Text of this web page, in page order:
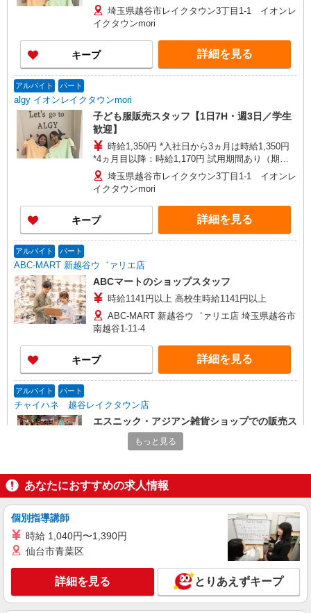
中も同時給） 交通費別途支給（月4万円まで） ＜
月収例＞ 時給1,350円×実働8時間勤務×月20日＝
216,000円
埼玉県越谷市レイクタウン3丁目1-1 イオンレ
イクタウンmori
キープ 詳細を見る
アルバイト パート
algy イオンレイクタウンmori
子ども服販売スタッフ【1日7H・週3日／学生
歓迎】
時給1,350円 *入社日から3ヵ月は時給1,350円
*4ヵ月目以降：時給1,170円 試用期間あり（期間
中も同時給） 交通費別途支給（月4万円まで） ＜
月収例＞ 時給1,350円×実働7時間30分勤務×月12
日＝121,500円
埼玉県越谷市レイクタウン3丁目1-1 イオンレ
イクタウンmori
キープ 詳細を見る
アルバイト パート
ABC-MART 新越谷ウ゛ァリエ店
ABCマートのショップスタッフ
時給1141円以上 高校生時給1141円以上
ABC-MART 新越谷ウ゛ァリエ店 埼玉県越谷市
南越谷1-11-4
キープ 詳細を見る
アルバイト パート
チャイハネ 越谷レイクタウン店
エスニック・アジアン雑貨ショップでの販売ス
時給1,141円〜（経験・能力による） ※試用期
チャイハネ 越谷レイクタウン店 埼玉県越谷
市レイクタウン4-2-2 イオンモールレイクタウン
KAZE 3F
詳細を見る
アルバイト パート
apres les cours イオンレイクタウンmori
ベビー・子ども服販売スタッフ【週4日・16
時〜／学生歓迎】
もっと見る
あなたにおすすめの求人情報
個別指導講師
時給 1,040円〜1,390円
仙台市青葉区
詳細を見る とりあえずキープ